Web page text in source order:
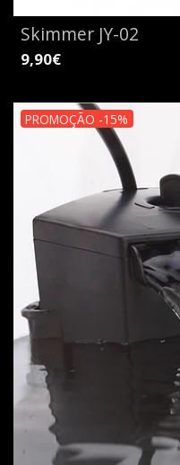
Skimmer JY-02
9,90€
PROMOÇÃO -15%